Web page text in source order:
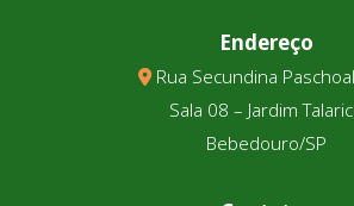
Endereço
Rua Secundina
Sala 08 – Jardim
Bebedouro/SP